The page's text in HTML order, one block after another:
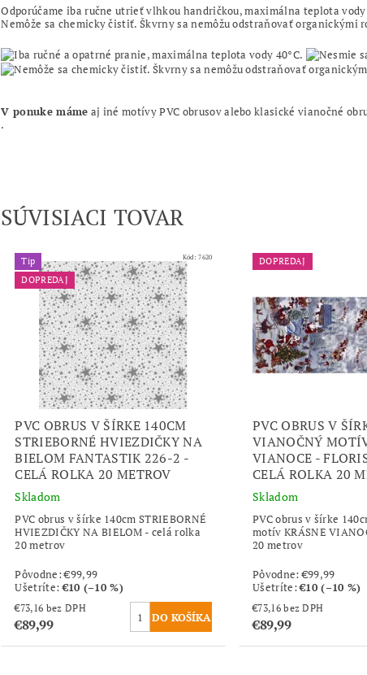
Odporúčame iba ručne utrieť vlhkou handričkou, maximálna teplota
Nemôže sa chemicky čistiť. Škvrny sa nemôžu odstraňovať organickými
V ponuke máme aj iné motívy PVC obrusov alebo klasické vianočné
.
SÚVISIACI TOVAR
Tip
DOPREDAJ
Kód:7620
PVC OBRUS V ŠÍRKE 140CM
STRIEBORNÉ HVIEZDIČKY NA
BIELOM FANTASTIK 226-2 -
CELÁ ROLKA 20 METROV
Skladom
PVC obrus v šírke 140cm STRIEBORNÉ
HVIEZDIČKY NA BIELOM - celá rolka
20 metrov
Pôvodne:€99,99
Ušetríte:€10 (–10 %)
€73,16 bez DPH
€89,99
DOPREDAJ
PVC OBRUS V
VIANOČNÝ
VIANOCE -
CELÁ ROLKA 20
Skladom
PVC obrus v šírke
motív KRÁSNE
20 metrov
Pôvodne:€99,99
Ušetríte:€10 (–10 %)
€73,16 bez DPH
€89,99